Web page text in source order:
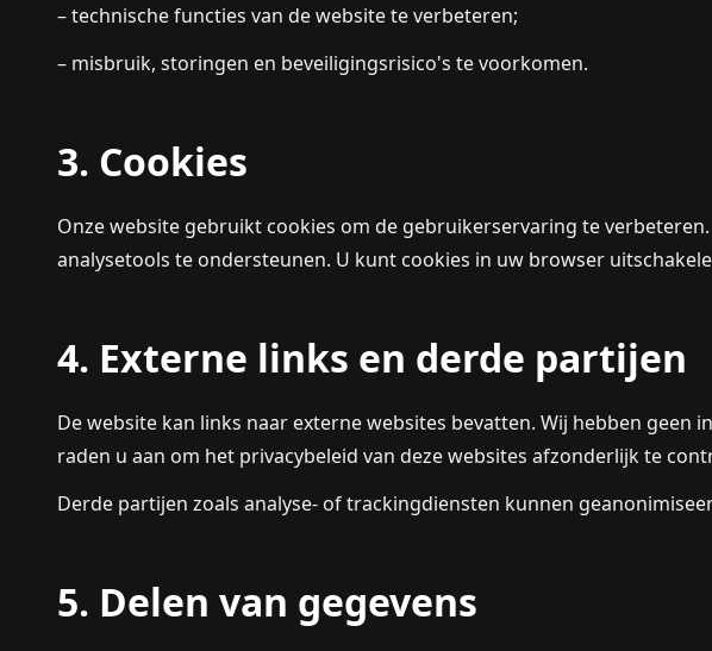
– technische functies van de website te verbeteren;
– misbruik, storingen en beveiligingsrisico's te voorkomen.
3. Cookies
Onze website gebruikt cookies om de gebruikerservaring te
analysetools te ondersteunen. U kunt cookies in uw browser
4. Externe links en derde partijen
De website kan links naar externe websites bevatten. Wij hebben
raden u aan om het privacybeleid van deze websites afzonderlijk te
Derde partijen zoals analyse- of trackingdiensten kunnen
5. Delen van gegevens